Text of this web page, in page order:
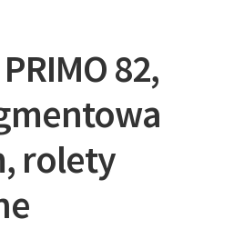
82,
rolety